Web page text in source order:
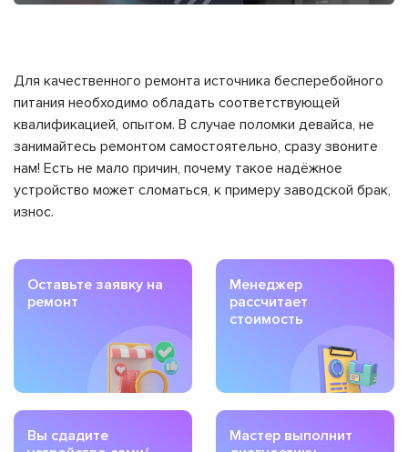
Для качественного ремонта источника бесперебойного
питания необходимо обладать соответствующей
квалификацией, опытом. В случае поломки девайса, не
занимайтесь ремонтом самостоятельно, сразу звоните
нам! Есть не мало причин, почему такое надёжное
устройство может сломаться, к примеру заводской брак,
износ.
Оставьте заявку на
ремонт
Менеджер
рассчитает
стоимость
Вы сдадите
Мастер выполнит